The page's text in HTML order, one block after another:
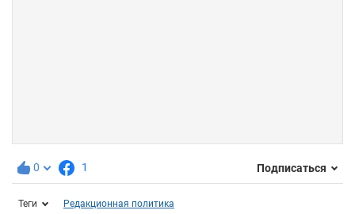
0 1 Подписаться
Теги Редакционная политика